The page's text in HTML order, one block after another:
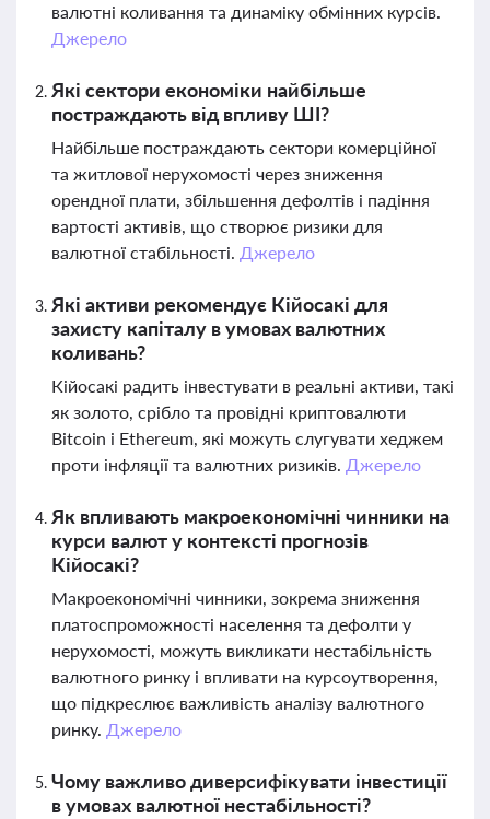
валютні коливання та динаміку обмінних курсів.
Джерело
Які сектори економіки найбільше
постраждають від впливу ШІ?
Найбільше постраждають сектори комерційної
та житлової нерухомості через зниження
орендної плати, збільшення дефолтів і падіння
вартості активів, що створює ризики для
валютної стабільності. Джерело
Які активи рекомендує Кійосакі для
захисту капіталу в умовах валютних
коливань?
Кійосакі радить інвестувати в реальні активи, такі
як золото, срібло та провідні криптовалюти
Bitcoin і Ethereum, які можуть слугувати хеджем
проти інфляції та валютних ризиків. Джерело
Як впливають макроекономічні чинники на
курси валют у контексті прогнозів
Кійосакі?
Макроекономічні чинники, зокрема зниження
платоспроможності населення та дефолти у
нерухомості, можуть викликати нестабільність
валютного ринку і впливати на курсоутворення,
що підкреслює важливість аналізу валютного
ринку. Джерело
Чому важливо диверсифікувати інвестиції
в умовах валютної нестабільності?